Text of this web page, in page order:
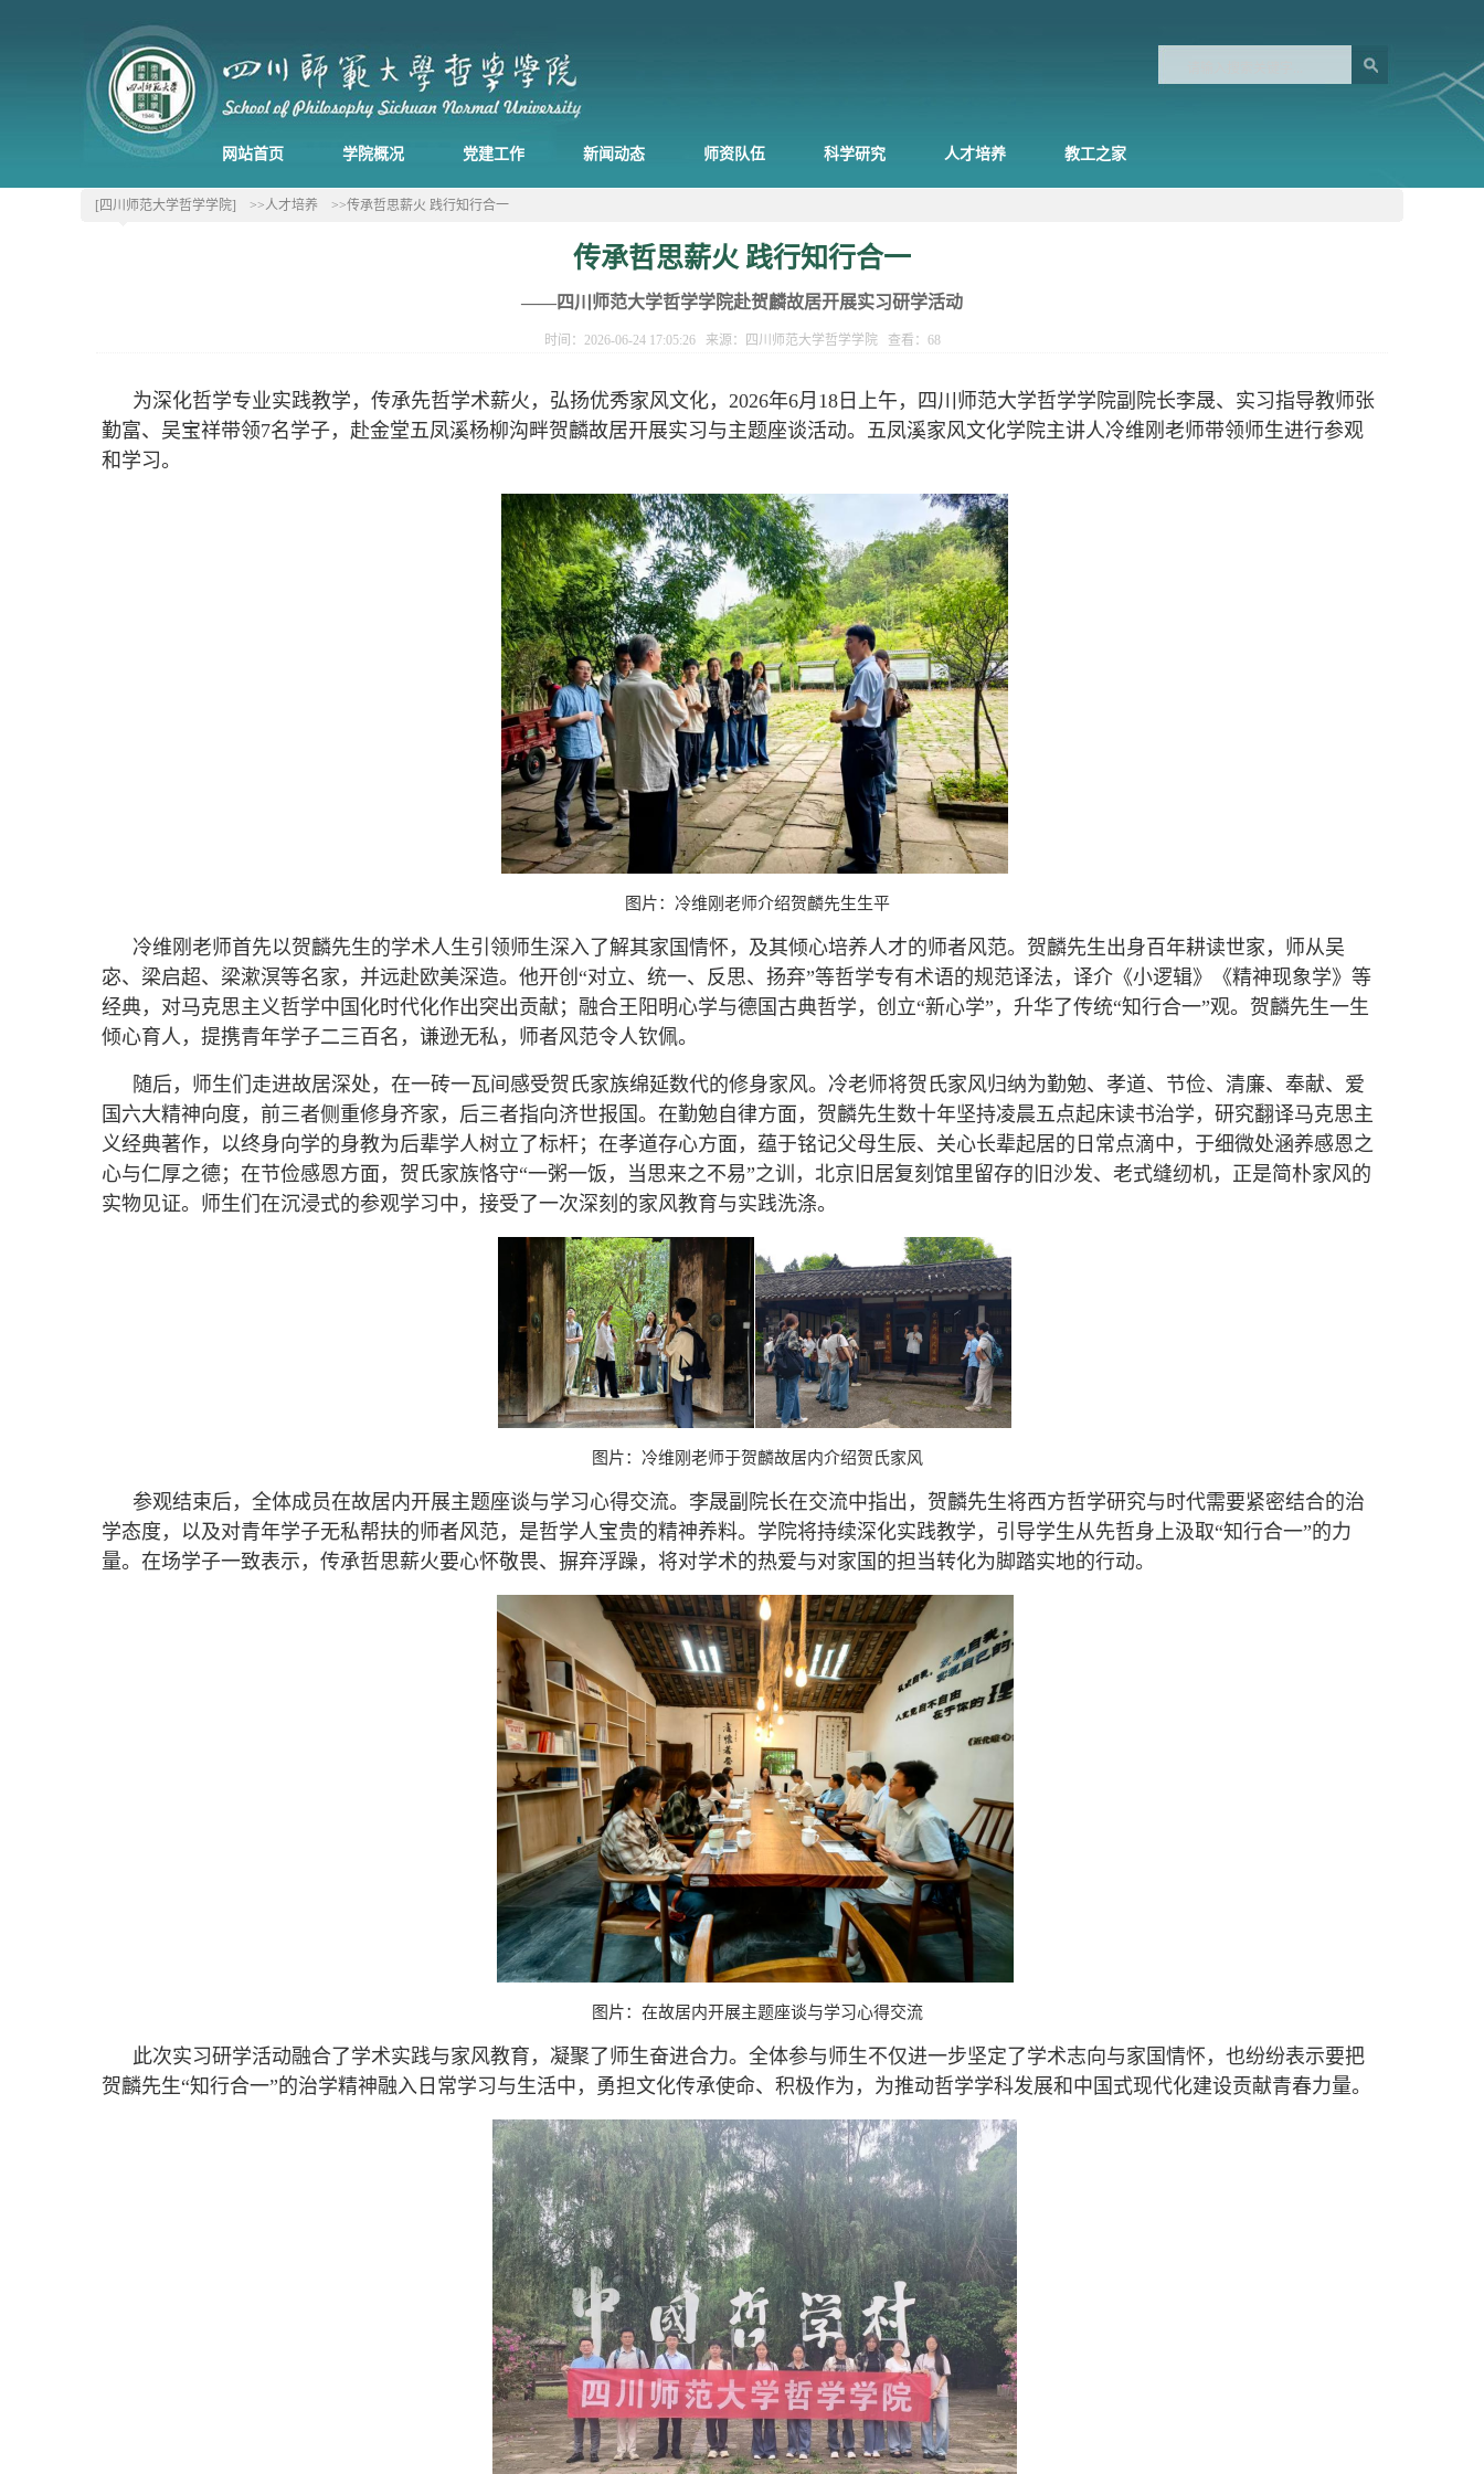
网站首页 学院概况 党建工作 新闻动态 师资队伍 科学研究 人才培养 教工之家
[四川师范大学哲学学院] >>人才培养 >>传承哲思薪火 践行知行合一
传承哲思薪火 践行知行合一
——四川师范大学哲学学院赴贺麟故居开展实习研学活动
时间：2026-06-24 17:05:26 来源：四川师范大学哲学学院 查看： 68
为深化哲学专业实践教学，传承先哲学术薪火，弘扬优秀家风文化，2026年6月18日上午，四川师范大学哲学学院副院长李晟、实习指导教师张
勤富、吴宝祥带领7名学子，赴金堂五凤溪杨柳沟畔贺麟故居开展实习与主题座谈活动。五凤溪家风文化学院主讲人冷维刚老师带领师生进行参观
和学习。
图片：冷维刚老师介绍贺麟先生生平
冷维刚老师首先以贺麟先生的学术人生引领师生深入了解其家国情怀，及其倾心培养人才的师者风范。贺麟先生出身百年耕读世家，师从吴
宓、梁启超、梁漱溟等名家，并远赴欧美深造。他开创“对立、统一、反思、扬弃”等哲学专有术语的规范译法，译介《小逻辑》《精神现象学》等
经典，对马克思主义哲学中国化时代化作出突出贡献；融合王阳明心学与德国古典哲学，创立“新心学”，升华了传统“知行合一”观。贺麟先生一生
倾心育人，提携青年学子二三百名，谦逊无私，师者风范令人钦佩。
随后，师生们走进故居深处，在一砖一瓦间感受贺氏家族绵延数代的修身家风。冷老师将贺氏家风归纳为勤勉、孝道、节俭、清廉、奉献、爱
国六大精神向度，前三者侧重修身齐家，后三者指向济世报国。在勤勉自律方面，贺麟先生数十年坚持凌晨五点起床读书治学，研究翻译马克思主
义经典著作，以终身向学的身教为后辈学人树立了标杆；在孝道存心方面，蕴于铭记父母生辰、关心长辈起居的日常点滴中，于细微处涵养感恩之
心与仁厚之德；在节俭感恩方面，贺氏家族恪守“一粥一饭，当思来之不易”之训，北京旧居复刻馆里留存的旧沙发、老式缝纫机，正是简朴家风的
实物见证。师生们在沉浸式的参观学习中，接受了一次深刻的家风教育与实践洗涤。
图片：冷维刚老师于贺麟故居内介绍贺氏家风
参观结束后，全体成员在故居内开展主题座谈与学习心得交流。李晟副院长在交流中指出，贺麟先生将西方哲学研究与时代需要紧密结合的治
学态度，以及对青年学子无私帮扶的师者风范，是哲学人宝贵的精神养料。学院将持续深化实践教学，引导学生从先哲身上汲取“知行合一”的力
量。在场学子一致表示，传承哲思薪火要心怀敬畏、摒弃浮躁，将对学术的热爱与对家国的担当转化为脚踏实地的行动。
图片：在故居内开展主题座谈与学习心得交流
此次实习研学活动融合了学术实践与家风教育，凝聚了师生奋进合力。全体参与师生不仅进一步坚定了学术志向与家国情怀，也纷纷表示要把
贺麟先生“知行合一”的治学精神融入日常学习与生活中，勇担文化传承使命、积极作为，为推动哲学学科发展和中国式现代化建设贡献青春力量。